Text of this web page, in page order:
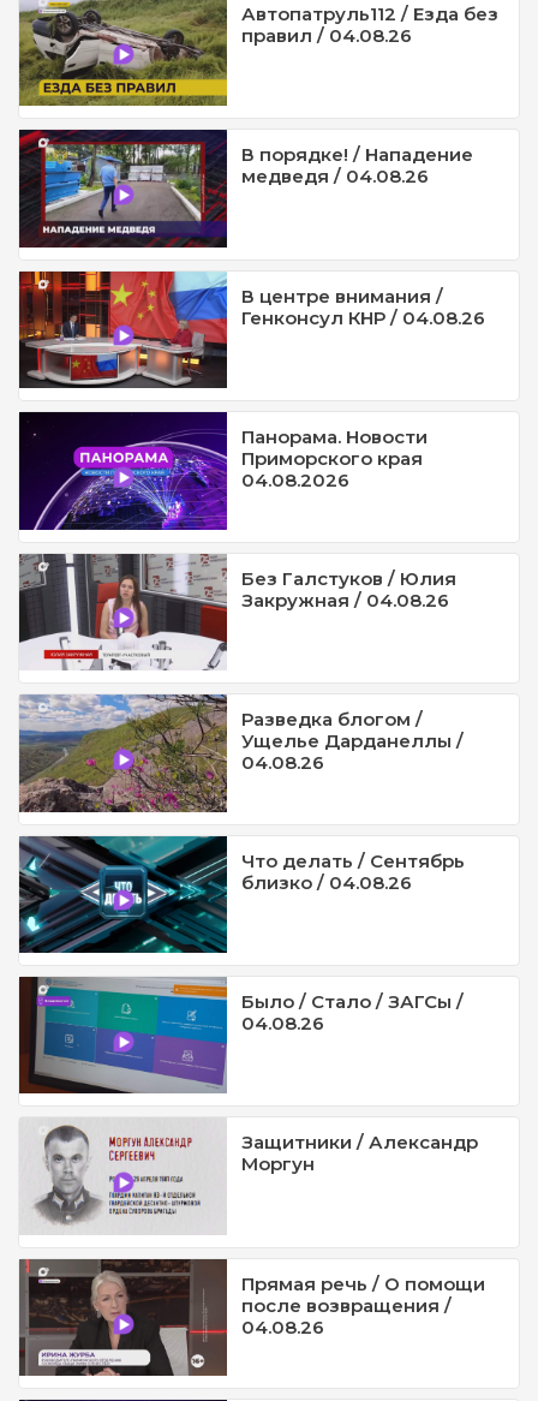
Автопатруль112 / Езда без
правил / 04.08.26
В порядке! / Нападение
медведя / 04.08.26
В центре внимания /
Генконсул КНР / 04.08.26
Панорама. Новости
Приморского края
04.08.2026
Без Галстуков / Юлия
Закружная / 04.08.26
Разведка блогом /
Ущелье Дарданеллы /
04.08.26
Что делать / Сентябрь
близко / 04.08.26
Было / Стало / ЗАГСы /
04.08.26
Защитники / Александр
Моргун
Прямая речь / О помощи
после возвращения /
04.08.26